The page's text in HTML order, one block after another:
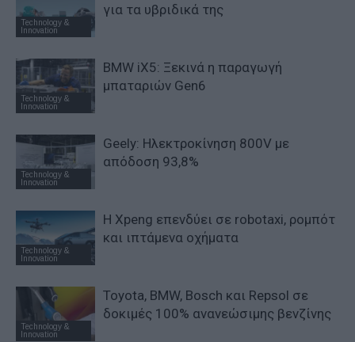
Technology &
Innovation
για τα υβριδικά της
Technology &
Innovation
BMW iX5: Ξεκινά η παραγωγή
μπαταριών Gen6
Technology &
Innovation
Geely: Ηλεκτροκίνηση 800V με
απόδοση 93,8%
Technology &
Innovation
Η Xpeng επενδύει σε robotaxi, ρομπότ
και ιπτάμενα οχήματα
Technology &
Innovation
Toyota, BMW, Bosch και Repsol σε
δοκιμές 100% ανανεώσιμης βενζίνης